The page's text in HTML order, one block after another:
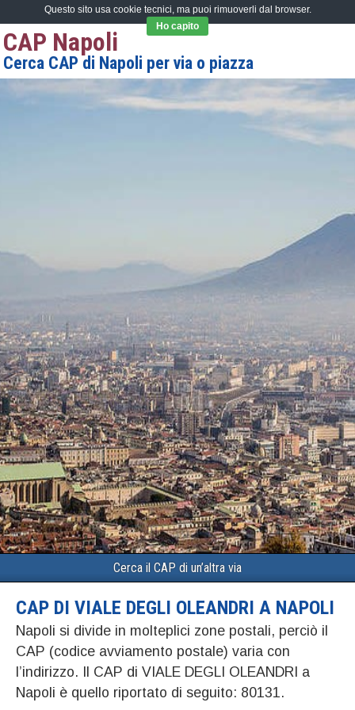
CAP Napoli
Cerca CAP di Napoli per via o piazza
Cerca il CAP di un’altra via
CAP DI VIALE DEGLI OLEANDRI A NAPOLI
Napoli si divide in molteplici zone postali, perciò il
CAP (codice avviamento postale) varia con
l’indirizzo. Il CAP di VIALE DEGLI OLEANDRI a
Napoli è quello riportato di seguito: 80131.
Questo sito usa cookie tecnici, ma puoi rimuoverli dal browser.
Ho capito